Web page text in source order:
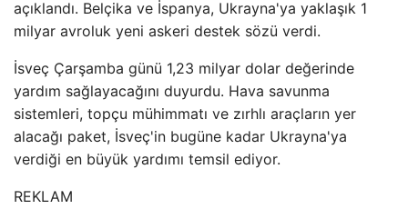
açıklandı. Belçika ve İspanya, Ukrayna'ya yaklaşık 1
milyar avroluk yeni askeri destek sözü verdi.
İsveç Çarşamba günü 1,23 milyar dolar değerinde
yardım sağlayacağını duyurdu. Hava savunma
sistemleri, topçu mühimmatı ve zırhlı araçların yer
alacağı paket, İsveç'in bugüne kadar Ukrayna'ya
verdiği en büyük yardımı temsil ediyor.
REKLAM